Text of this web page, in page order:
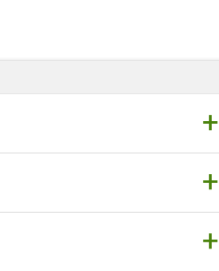
+
+
+